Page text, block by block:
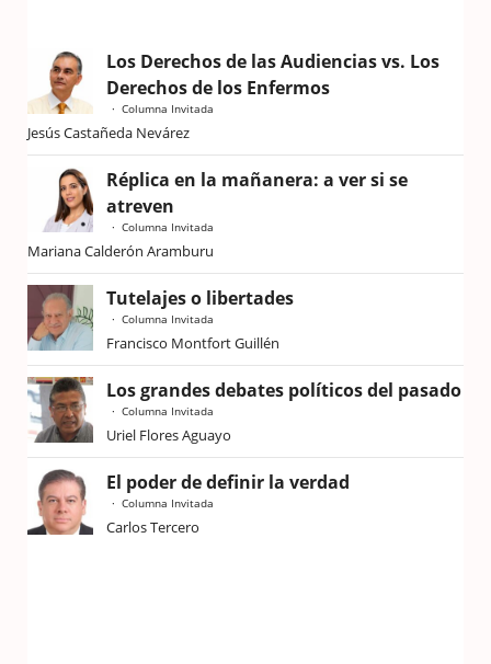
Los Derechos de las Audiencias vs. Los
Derechos de los Enfermos
Columna Invitada
Jesús Castañeda Nevárez
Réplica en la mañanera: a ver si se
atreven
Columna Invitada
Mariana Calderón Aramburu
Tutelajes o libertades
Columna Invitada
Francisco Montfort Guillén
Los grandes debates políticos del pasado
Columna Invitada
Uriel Flores Aguayo
El poder de definir la verdad
Columna Invitada
Carlos Tercero